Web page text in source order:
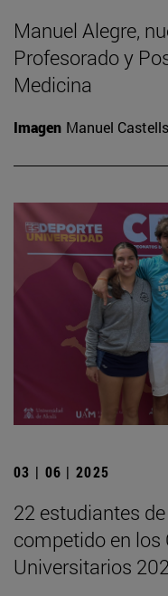
Manuel Alegre,
Profesorado y
Medicina
Imagen Manuel Castells
03 | 06 | 2025
22 estudiantes
competido en los
Universitarios